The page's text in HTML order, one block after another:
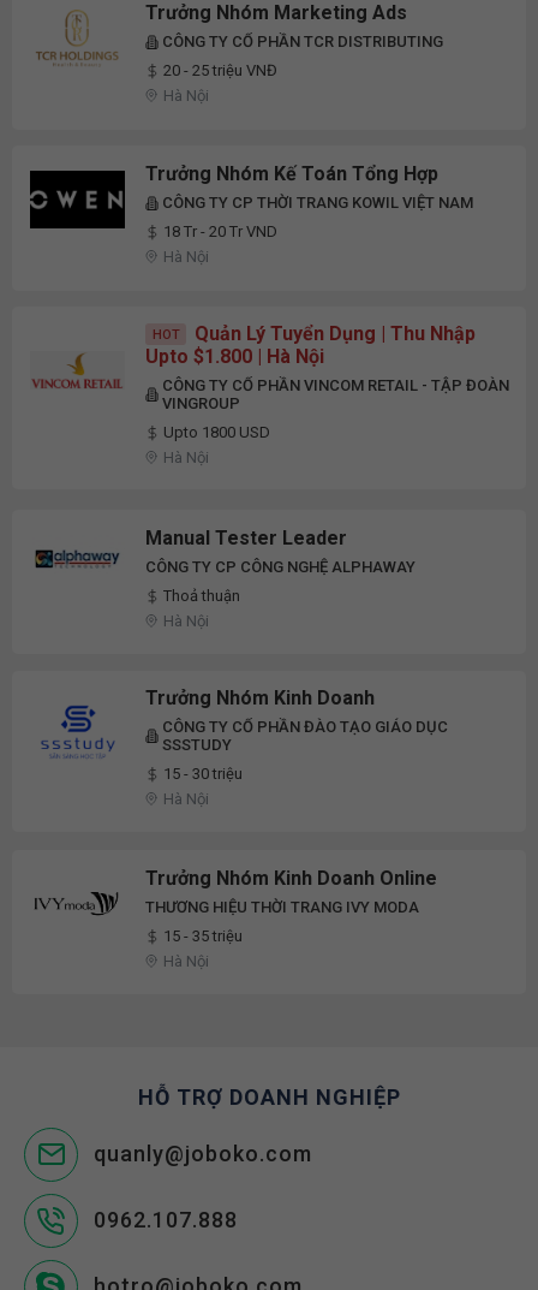
Trưởng Nhóm Marketing Ads
CÔNG TY CỔ PHẦN TCR DISTRIBUTING
20 - 25 triệu VNĐ
Hà Nội
Trưởng Nhóm Kế Toán Tổng Hợp
CÔNG TY CP THỜI TRANG KOWIL VIỆT NAM
18 Tr - 20 Tr VND
Hà Nội
HOT
Quản Lý Tuyển Dụng | Thu Nhập
Upto $1.800 | Hà Nội
CÔNG TY CỔ PHẦN VINCOM RETAIL - TẬP ĐOÀN
VINGROUP
Upto 1800 USD
Hà Nội
Manual Tester Leader
CÔNG TY CP CÔNG NGHỆ ALPHAWAY
Thoả thuận
Hà Nội
Trưởng Nhóm Kinh Doanh
CÔNG TY CỔ PHẦN ĐÀO TẠO GIÁO DỤC
SSSTUDY
15 - 30 triệu
Hà Nội
Trưởng Nhóm Kinh Doanh Online
THƯƠNG HIỆU THỜI TRANG IVY MODA
15 - 35 triệu
Hà Nội
HỖ TRỢ DOANH NGHIỆP
quanly@joboko.com
0962.107.888